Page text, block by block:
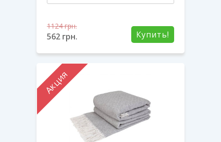
Купить!
1124грн.
562 грн.
Акция